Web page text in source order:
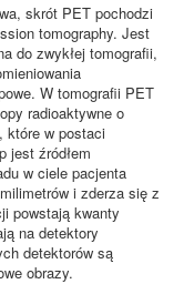
skrót PET pochodzi
tomography. Jest
do zwykłej tomografii,
W tomografii PET
radioaktywne o
które w postaci
jest źródłem
w ciele pacjenta
i zderza się z
powstają kwanty
na detektory
detektorów są
obrazy.